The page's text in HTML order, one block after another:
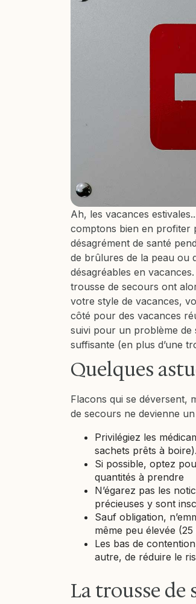
Ah, les vacances
comptons bien en profiter
désagrément de santé
de brûlures de la peau ou
désagréables en
trousse de secours ont
votre style de vacances,
côté pour des vacances
suivi pour un problème de
suffisante (en plus d’une
Quelques
Flacons qui se déversent,
de secours ne devienne
Privilégiez les
sachets prêts à
Si possible, optez
quantités à prendre
N’égarez pas les
précieuses y sont
Sauf obligation,
même peu élevée
Les bas de
autre, de réduire le
La trousse de